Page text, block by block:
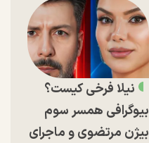
نیلا فرخی کیست؟
بیوگرافی همسر سوم
بیژن مرتضوی و ماجرای